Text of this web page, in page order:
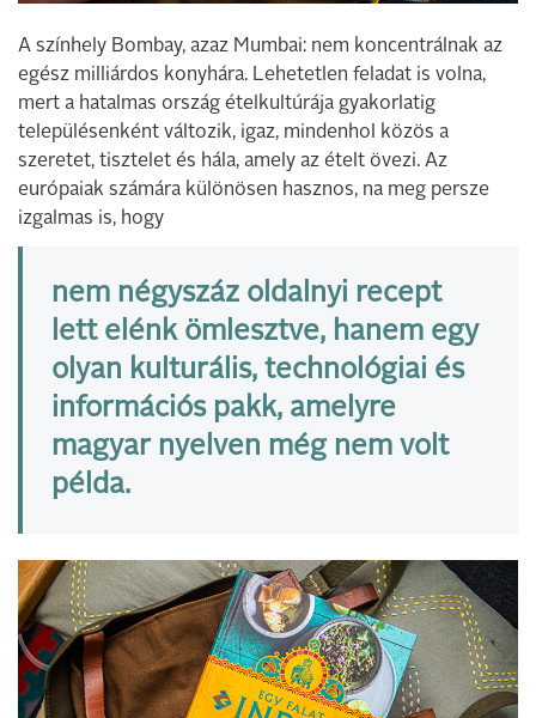
A színhely Bombay, azaz Mumbai: nem koncentrálnak az
egész milliárdos konyhára. Lehetetlen feladat is volna,
mert a hatalmas ország ételkultúrája gyakorlatig
településenként változik, igaz, mindenhol közös a
szeretet, tisztelet és hála, amely az ételt övezi. Az
európaiak számára különösen hasznos, na meg persze
izgalmas is, hogy
nem négyszáz oldalnyi recept
lett elénk ömlesztve, hanem egy
olyan kulturális, technológiai és
információs pakk, amelyre
magyar nyelven még nem volt
példa.